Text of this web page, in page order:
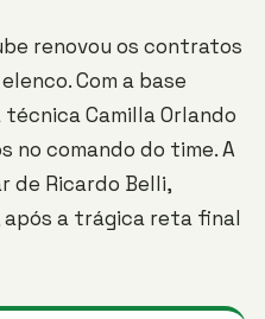
renovou os contratos
Com a base
Camilla Orlando
no comando do time. A
de Ricardo Belli,
após a trágica reta final